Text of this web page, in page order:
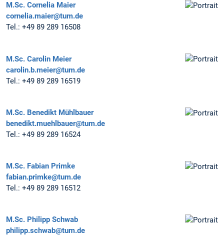
M.Sc. Cornelia Maier
cornelia.maier@tum.de
Tel.: +49 89 289 16508
M.Sc. Carolin Meier
carolin.b.meier@tum.de
Tel.: +49 89 289 16519
M.Sc. Benedikt Mühlbauer
benedikt.muehlbauer@tum.de
Tel.: +49 89 289 16524
M.Sc. Fabian Primke
fabian.primke@tum.de
Tel.: +49 89 289 16512
M.Sc. Philipp Schwab
philipp.schwab@tum.de